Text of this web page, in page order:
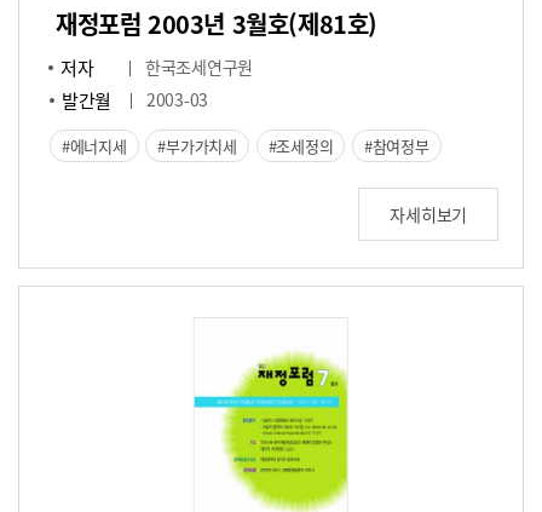
재정포럼 2003년 3월호(제81호)
저자 한국조세연구원
발간월 2003-03
에너지세 부가가치세 조세정의 참여정부
자세히보기